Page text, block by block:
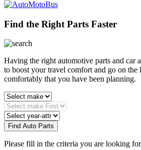
Find the Right Parts Faster
Having the right automotive parts and car
to boost your travel comfort and go on the
comfortably that you have been planning.
Find Auto Parts
Please fill in the criteria you are looking for